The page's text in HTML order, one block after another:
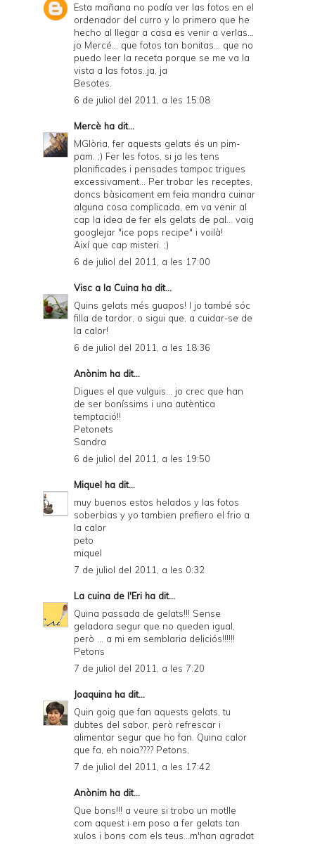
Esta mañana no podía ver las fotos en el
ordenador del curro y lo primero que he
hecho al llegar a casa es venir a verlas...
jo Mercé... que fotos tan bonitas... que no
puedo leer la receta porque se me va la
vista a las fotos..ja, ja
Besotes.
6 de juliol del 2011, a les 15:08
Mercè ha dit...
MGlòria, fer aquests gelats és un pim-
pam. ;) Fer les fotos, si ja les tens
planificades i pensades tampoc trigues
excessivament... Per trobar les receptes,
doncs bàsicament em feia mandra cuinar
alguna cosa complicada, em va venir al
cap la idea de fer els gelats de pal... vaig
googlejar "ice pops recipe" i voilà!
Així que cap misteri. ;)
6 de juliol del 2011, a les 17:00
Visc a la Cuina ha dit...
Quins gelats més guapos! I jo també sóc
filla de tardor, o sigui que, a cuidar-se de
la calor!
6 de juliol del 2011, a les 18:36
Anònim ha dit...
Digues el que vulguis... jo crec que han
de ser boníssims i una autèntica
temptació!!
Petonets
Sandra
6 de juliol del 2011, a les 19:50
Miquel ha dit...
muy buenos estos helados y las fotos
soberbias y yo tambien prefiero el frio a
la calor
peto
miquel
7 de juliol del 2011, a les 0:32
La cuina de l'Eri ha dit...
Quina passada de gelats!!! Sense
geladora segur que no queden igual,
però ... a mi em semblaria deliciós!!!!!!
Petons
7 de juliol del 2011, a les 7:20
Joaquina ha dit...
Quin goig que fan aquests gelats, tu
dubtes del sabor, però refrescar i
alimentar segur que ho fan. Quina calor
que fa, eh noia???? Petons,
7 de juliol del 2011, a les 17:42
Anònim ha dit...
Que bons!!! a veure si trobo un motlle
com aquest i em poso a fer gelats tan
xulos i bons com els teus...m'han agradat